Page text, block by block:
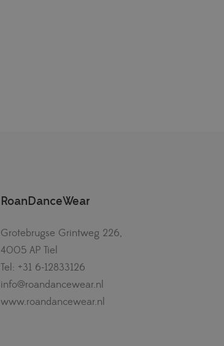
RoanDanceWear
Grotebrugse Grintweg 226,
4005 AP Tiel
Tel: +31 6-12833126
info@roandancewear.nl
www.roandancewear.nl